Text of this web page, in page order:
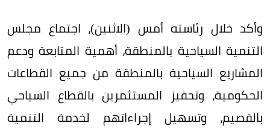
وأكد خلال رئاسته أمس (الاثنين)، اجتماع مجلس
التنمية السياحية بالمنطقة، أهمية المتابعة ودعم
المشاريع السياحية بالمنطقة من جميع القطاعات
الحكومية، وتحفيز المستثمرين بالقطاع السياحي
بالقصيم، وتسهيل إجراءاتهم لخدمة التنمية